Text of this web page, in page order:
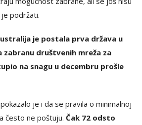
je podržati.
je postala prva država u
zabranu društvenih mreža za
na snagu u decembru prošle
je i da se pravila o minimalnoj
često ne poštuju. Čak 72 odsto